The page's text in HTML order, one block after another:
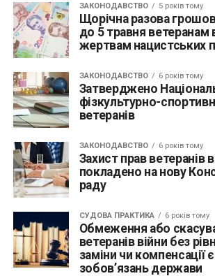
ЗАКОНОДАВСТВО 5 років тому
Щорічна разова
до 5 травня ветеранам
жертвам нацистських
ЗАКОНОДАВСТВО 6 років тому
Затверджено
фізкультурно-
ветеранів
ЗАКОНОДАВСТВО 6 років тому
Захист прав ветеранів
покладено на нову
раду
СУДОВА ПРАКТИКА 6 років тому
Обмеження або
ветеранів війни без
заміни чи компенсації
зобов’язань держави